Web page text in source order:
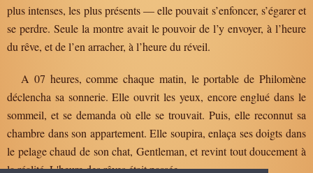
plus intenses, les plus présents — elle pouvait s’enfoncer, s’égarer et
se perdre. Seule la montre avait le pouvoir de l’y envoyer, à l’heure
du rêve, et de l’en arracher, à l’heure du réveil.
A 07 heures, comme chaque matin, le portable de Philomène
déclencha sa sonnerie. Elle ouvrit les yeux, encore englué dans le
sommeil, et se demanda où elle se trouvait. Puis, elle reconnut sa
chambre dans son appartement. Elle soupira, enlaça ses doigts dans
le pelage chaud de son chat, Gentleman, et revint tout doucement à
la réalité. L'heure des rêves était passée.